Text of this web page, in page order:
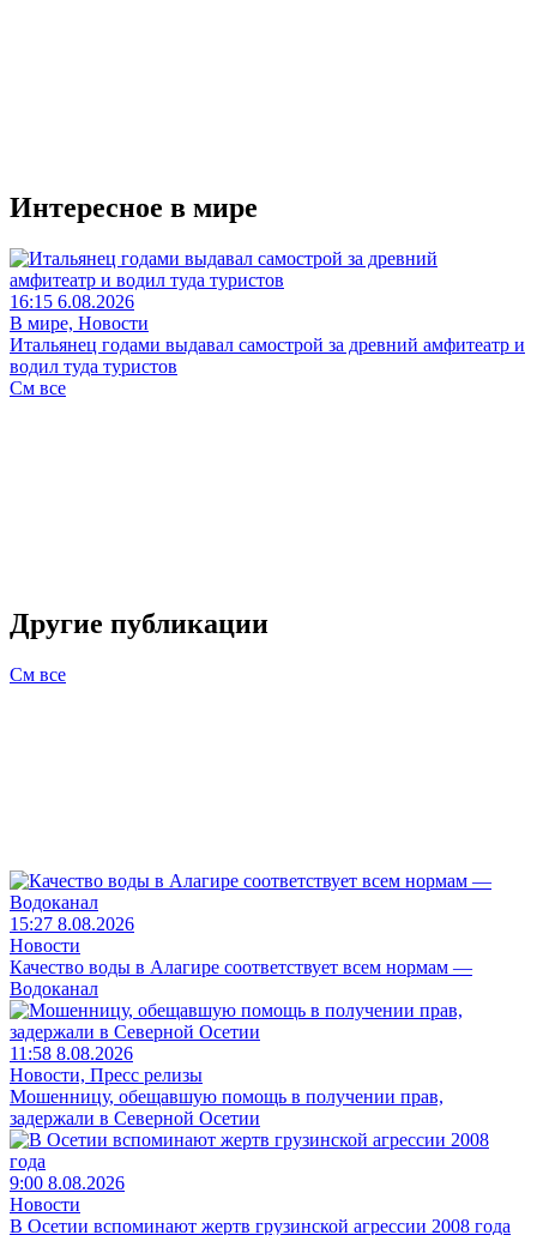
Интересное в мире
16:15 6.08.2026
В мире, Новости
Итальянец годами выдавал самострой за древний амфитеатр и
водил туда туристов
См все
Другие публикации
См все
15:27 8.08.2026
Новости
Качество воды в Алагире соответствует всем нормам —
Водоканал
11:58 8.08.2026
Новости, Пресс релизы
Мошенницу, обещавшую помощь в получении прав,
задержали в Северной Осетии
9:00 8.08.2026
Новости
В Осетии вспоминают жертв грузинской агрессии 2008 года